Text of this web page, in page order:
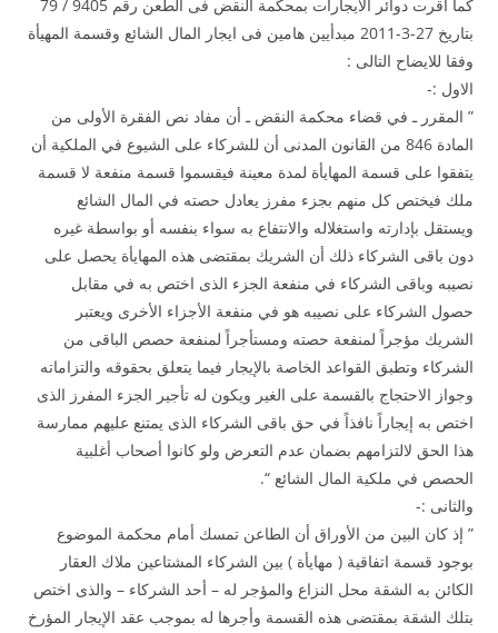
كما أقرت دوائر الايجارات بمحكمة النقض فى الطعن رقم 9405 / 79
بتاريخ 27-3-2011 مبدأيين هامين فى ايجار المال الشائع وقسمة المهيأة
وفقا للايضاح التالى :
الاول :-
” المقرر ـ في قضاء محكمة النقض ـ أن مفاد نص الفقرة الأولى من
المادة 846 من القانون المدنى أن للشركاء على الشيوع في الملكية أن
يتفقوا على قسمة المهايأة لمدة معينة فيقسموا قسمة منفعة لا قسمة
ملك فيختص كل منهم بجزء مفرز يعادل حصته في المال الشائع
ويستقل بإدارته واستغلاله والانتفاع به سواء بنفسه أو بواسطة غيره
دون باقى الشركاء ذلك أن الشريك بمقتضى هذه المهايأة يحصل على
نصيبه وباقى الشركاء في منفعة الجزء الذى اختص به في مقابل
حصول الشركاء على نصيبه هو في منفعة الأجزاء الأخرى ويعتبر
الشريك مؤجراً لمنفعة حصته ومستأجراً لمنفعة حصص الباقى من
الشركاء وتطبق القواعد الخاصة بالإيجار فيما يتعلق بحقوقه والتزاماته
وجواز الاحتجاج بالقسمة على الغير ويكون له تأجير الجزء المفرز الذى
اختص به إيجاراً نافذاً في حق باقى الشركاء الذى يمتنع عليهم ممارسة
هذا الحق لالتزامهم بضمان عدم التعرض ولو كانوا أصحاب أغلبية
الحصص في ملكية المال الشائع “.
والثانى :-
” إذ كان البين من الأوراق أن الطاعن تمسك أمام محكمة الموضوع
بوجود قسمة اتفاقية ( مهايأة ) بين الشركاء المشتاعين ملاك العقار
الكائن به الشقة محل النزاع والمؤجر له – أحد الشركاء – والذى اختص
بتلك الشقة بمقتضى هذه القسمة وأجرها له بموجب عقد الإيجار المؤرخ